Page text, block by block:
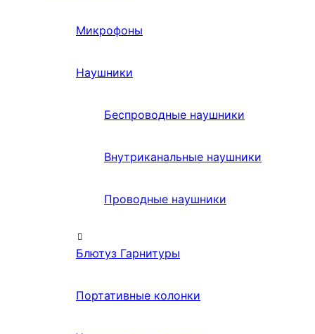
Микрофоны
Наушники
Беспроводные наушники
Внутриканальные наушники
Проводные наушники
Блютуз Гарнитуры
Портативные колонки